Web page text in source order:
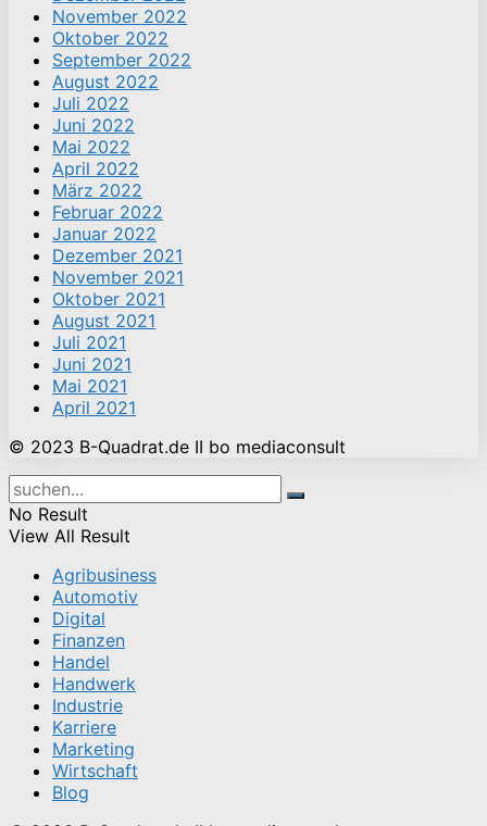
November 2022
Oktober 2022
September 2022
August 2022
Juli 2022
Juni 2022
Mai 2022
April 2022
März 2022
Februar 2022
Januar 2022
Dezember 2021
November 2021
Oktober 2021
August 2021
Juli 2021
Juni 2021
Mai 2021
April 2021
© 2023 B-Quadrat.de II bo mediaconsult
No Result
View All Result
Agribusiness
Automotiv
Digital
Finanzen
Handel
Handwerk
Industrie
Karriere
Marketing
Wirtschaft
Blog